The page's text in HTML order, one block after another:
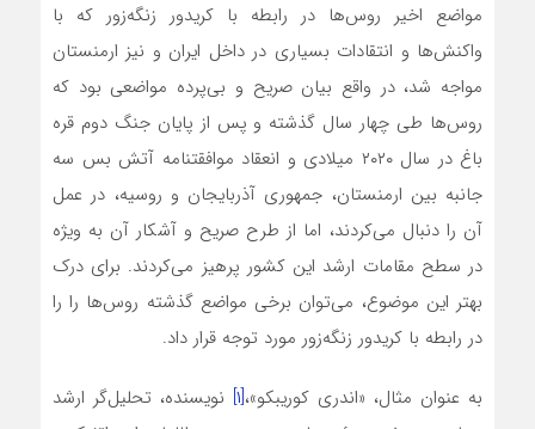
مواضع اخیر روس‌ها در رابطه با کریدور ‌زنگه‌زور که با
واکنش‌ها و انتقادات بسیاری در داخل ایران و نیز ارمنستان
مواجه شد، در واقع بیان صریح و بی‌پرده مواضعی بود که
روس‌ها طی چهار سال گذشته و پس از پایان جنگ دوم قره
باغ در سال ۲۰۲۰ میلادی و انعقاد موافقتنامه آتش بس سه
جانبه بین ارمنستان، جمهوری آذربایجان و روسیه، در عمل
آن را دنبال‌ می‌کردند، اما از طرح صریح و آشکار آن به ویژه
در سطح مقامات ارشد این کشور پرهیز‌ می‌کردند. برای درک
بهتر این موضوع،‌ می‌توان برخی مواضع گذشته روس‌ها را را
در رابطه با کریدور ‌زنگه‌زور مورد توجه قرار داد.
به عنوان مثال، «اندری کوریبکو»،[۱]
نویسنده، تحلیل‌گر ارشد